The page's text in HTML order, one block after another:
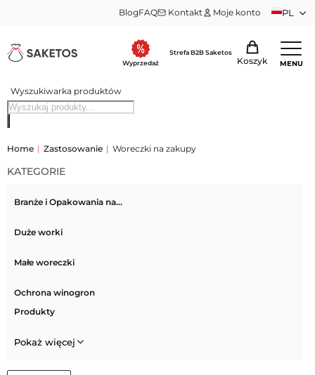
BlogFAQ Kontakt Moje konto PL
Wyszukiwarka produktów
Wyprzedaż
Strefa B2B Saketos
Koszyk MENU
Home | Zastosowanie | Woreczki na zakupy
KATEGORIE
Branże i Opakowania na…
Duże worki
Małe woreczki
Ochrona winogron
Produkty
Pokaż więcej